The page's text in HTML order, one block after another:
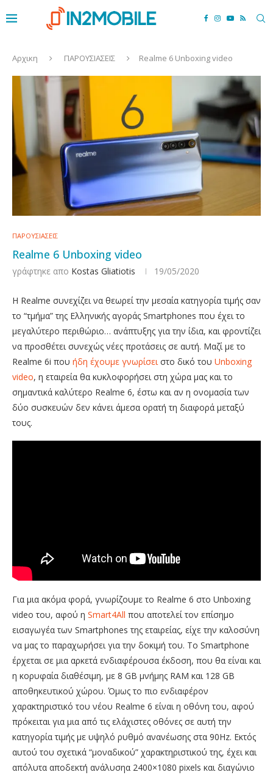
Αρχικη ΠΑΡΟΥΣΙΑΣΕΙΣ Realme 6 Unboxing video
ΠΑΡΟΥΣΙΑΣΕΙΣ
Realme 6 Unboxing video
γράφτηκε απο Kostas Gliatiotis 19/05/2020
H Realme συνεχίζει να θεωρεί την μεσαία κατηγορία τιμής σαν
το “τμήμα” της Ελληνικής αγοράς Smartphones που έχει το
μεγαλύτερο περιθώριο… ανάπτυξης για την ίδια, και φροντίζει
να προσθέτει συνεχώς νέες προτάσεις σε αυτή. Μαζί με το
Realme 6i που ήδη έχουμε γνωρίσειστο δικό του Unboxing
video, η εταιρεία θα κυκλοφορήσει στη χώρα μας και το
σημαντικά καλύτερο Realme 6, έστω και αν η ονομασία των
δύο συσκευών δεν κάνει άμεσα ορατή τη διαφορά μεταξύ
τους.
Για μια ακόμα φορά, γνωρίζουμε το Realme 6 στο Unboxing
video του, αφού η Smart4All που αποτελεί τον επίσημο
εισαγωγέα των Smartphones της εταιρείας, είχε την καλοσύνη
να μας το παραχωρήσει για την δοκιμή του. Το Smartphone
έρχεται σε μια αρκετά ενδιαφέρουσα έκδοση, που θα είναι και
η κορυφαία διαθέσιμη, με 8 GB μνήμης RAM και 128 GB
αποθηκευτικού χώρου. Όμως το πιο ενδιαφέρον
χαρακτηριστικό του νέου Realme 6 είναι η οθόνη του, αφού
πρόκειται για μια από τις ελάχιστες οθόνες σε αυτή την
κατηγορία τιμής με υψηλό ρυθμό ανανέωσης στα 90Hz. Εκτός
αυτού του σχετικά “μοναδικού” χαρακτηριστικού της, έχει και
απόλυτα αποδεκτή ανάλυσηα 2400×1080 pixels και διαγώνιο